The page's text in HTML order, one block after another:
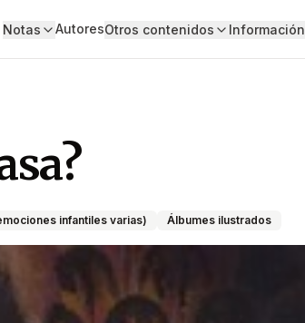
Notas AutoresOtros contenidos Información
infantiles varias) Álbumes ilustrados